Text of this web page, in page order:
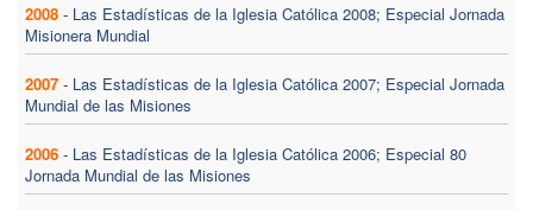
2008 - Las Estadísticas de la Iglesia Católica 2008; Especial Jornada
Misionera Mundial
2007 - Las Estadísticas de la Iglesia Católica 2007; Especial Jornada
Mundial de las Misiones
2006 - Las Estadísticas de la Iglesia Católica 2006; Especial 80
Jornada Mundial de las Misiones